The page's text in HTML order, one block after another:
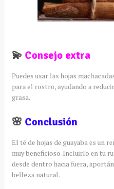
💫 Consejo extra
Puedes usar las hojas
para el rostro, ayudando a
grasa.
🌸 Conclusión
El té de hojas de guayaba es un
muy beneficioso. Incluirlo en tu
desde dentro hacia fuera,
belleza natural.